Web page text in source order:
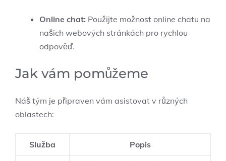
Online chat: Použijte možnost online chatu na
našich webových stránkách pro rychlou
odpověď.
Jak vám pomůžeme
Náš tým je připraven vám asistovat v různých
oblastech:
Služba Popis